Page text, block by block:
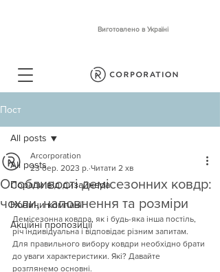
Виготовлено в Україні
Пост
All posts
Поради від дизайнера
Новини компанії
Акційні пропозиції
All posts
Особливості демісезонних ковдр:
чохли, наповнення та розміри
Arcorporation
23 бер. 2023 р. Читати 2 хв
Демісезонна ковдра, як і будь-яка інша постіль,
річ індивідуальна і відповідає різним запитам.
Для правильного вибору ковдри необхідно брати
до уваги характеристики. Які? Давайте
розглянемо основні.